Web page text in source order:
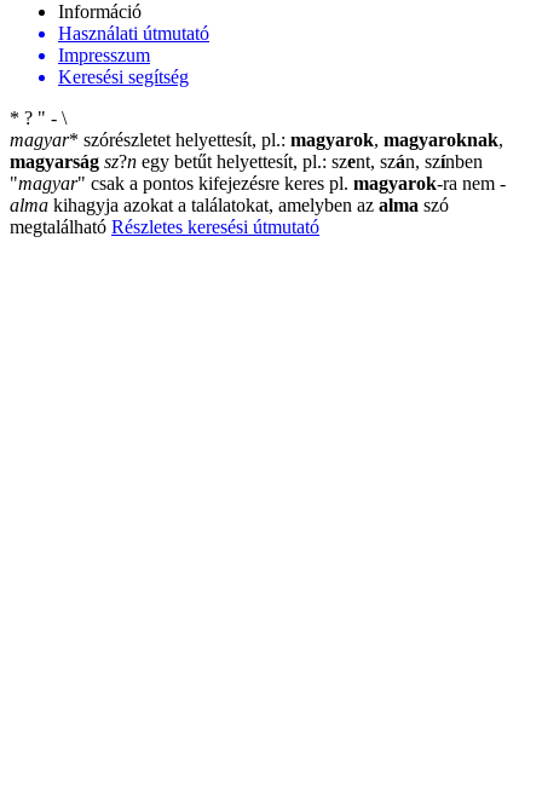
Információ
Használati útmutató
Impresszum
Keresési segítség
* ? " - \
magyar* szórészletet helyettesít, pl.: magyarok, magyaroknak,
magyarság sz?n egy betűt helyettesít, pl.: szent, szán, színben
"magyar" csak a pontos kifejezésre keres pl. magyarok-ra nem -
alma kihagyja azokat a találatokat, amelyben az alma szó
megtalálható Részletes keresési útmutató